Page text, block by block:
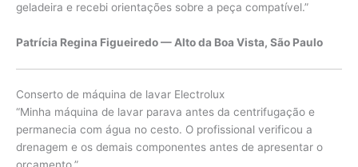
geladeira e recebi orientações sobre a peça compatível.”
Patrícia Regina Figueiredo — Alto da Boa Vista, São Paulo
Conserto de máquina de lavar Electrolux
“Minha máquina de lavar parava antes da centrifugação e
permanecia com água no cesto. O profissional verificou a
drenagem e os demais componentes antes de apresentar o